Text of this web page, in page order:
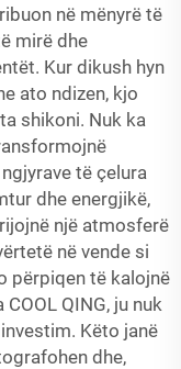
në mënyrë të
mirë dhe
Kur dikush hyn
ato ndizen, kjo
shikoni. Nuk ka
të çelura
dhe energjikë,
një atmosferë
në vende si
përpiqen të kalojnë
QING, ju nuk
Këto janë
dhe,